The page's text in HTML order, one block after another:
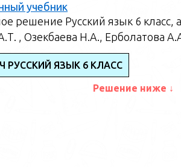
учебник
решение Русский язык 6 класс,
, Озекбаева Н.А., Ерболатова
РУССКИЙ ЯЗЫК 6 КЛАСС
Решение ниже ↓